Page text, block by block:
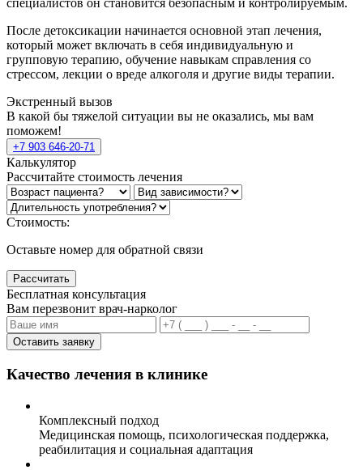
специалистов он становится безопасным и контролируемым.
После детоксикации начинается основной этап лечения,
который может включать в себя индивидуальную и
групповую терапию, обучение навыкам справления со
стрессом, лекции о вреде алкоголя и другие виды терапии.
Экстренный вызов
В какой бы тяжелой ситуации вы не оказались, мы вам
поможем!
+7 903 646-20-71
Калькулятор
Рассчитайте стоимость лечения
Стоимость:
Оставьте номер для обратной связи
Рассчитать
Бесплатная консультация
Вам перезвонит врач-нарколог
Оставить заявку
Качество лечения в клинике
Комплексный подход
Медицинская помощь, психологическая поддержка,
реабилитация и социальная адаптация